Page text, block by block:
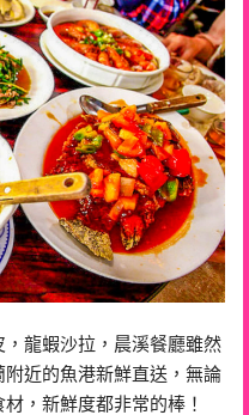
，龍蝦沙拉，晨溪餐廳雖然
近的魚港新鮮直送，無論
，新鮮度都非常的棒！